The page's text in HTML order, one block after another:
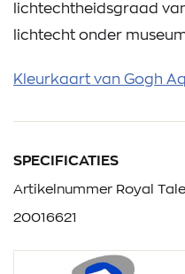
lichtechtheidsgraad
lichtecht onder
Kleurkaart van Gogh
SPECIFICATIES
Artikelnummer Royal
20016621